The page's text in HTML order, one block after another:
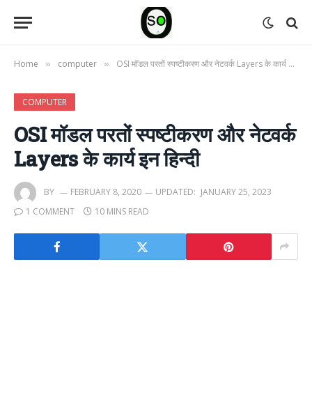
Home » computer » OSI मॉडल परतों स्पष्टीकरण और नेटवर्क Layers के कार्य इन हिन्दी
COMPUTER
OSI मॉडल परतों स्पष्टीकरण और नेटवर्क
Layers के कार्य इन हिन्दी
BY FEBRUARY 8, 2020 UPDATED: JANUARY 25, 2023
1 COMMENT
10 MINS READ